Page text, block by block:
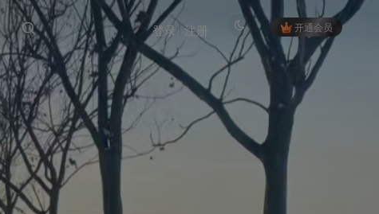
开通会员
登录 注册